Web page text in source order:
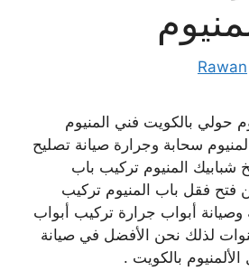
Rawan
حولي بالكويت فني المنيوم
سحابة وجرارة صيانة تصليح
شبابيك المنيوم تركيب باب
فتح فقل باب المنيوم تركيب
وصيانة أبواب جرارة تركيب أبواب
كفالة 3 سنوات لذلك نحن الأفضل في صيانة
بالكويت .